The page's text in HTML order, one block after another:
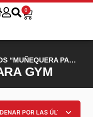
0
PARA GYM”
GYM